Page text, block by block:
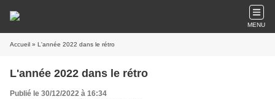
MENU
Accueil » L'année 2022 dans le rétro
L'année 2022 dans le rétro
Publié le 30/12/2022 à 16:34